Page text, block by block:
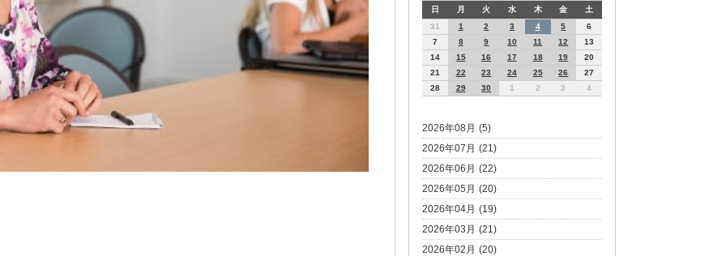
日 月 火 水 木 金
土
31
1 2 3 4 5
6
7
8 9 10 11 12
13
14
15 16 17 18 19
20
21
22 23 24 25 26
27
28
29 30 1 2 3 4
2026年08月 (5)
2026年07月 (21)
2026年06月 (22)
2026年05月 (20)
2026年04月 (19)
2026年03月 (21)
2026年02月 (20)